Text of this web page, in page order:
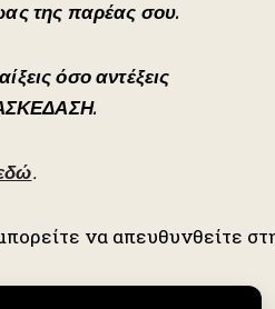
της παρέας σου.
όσο αντέξεις
.
να απευθυνθείτε